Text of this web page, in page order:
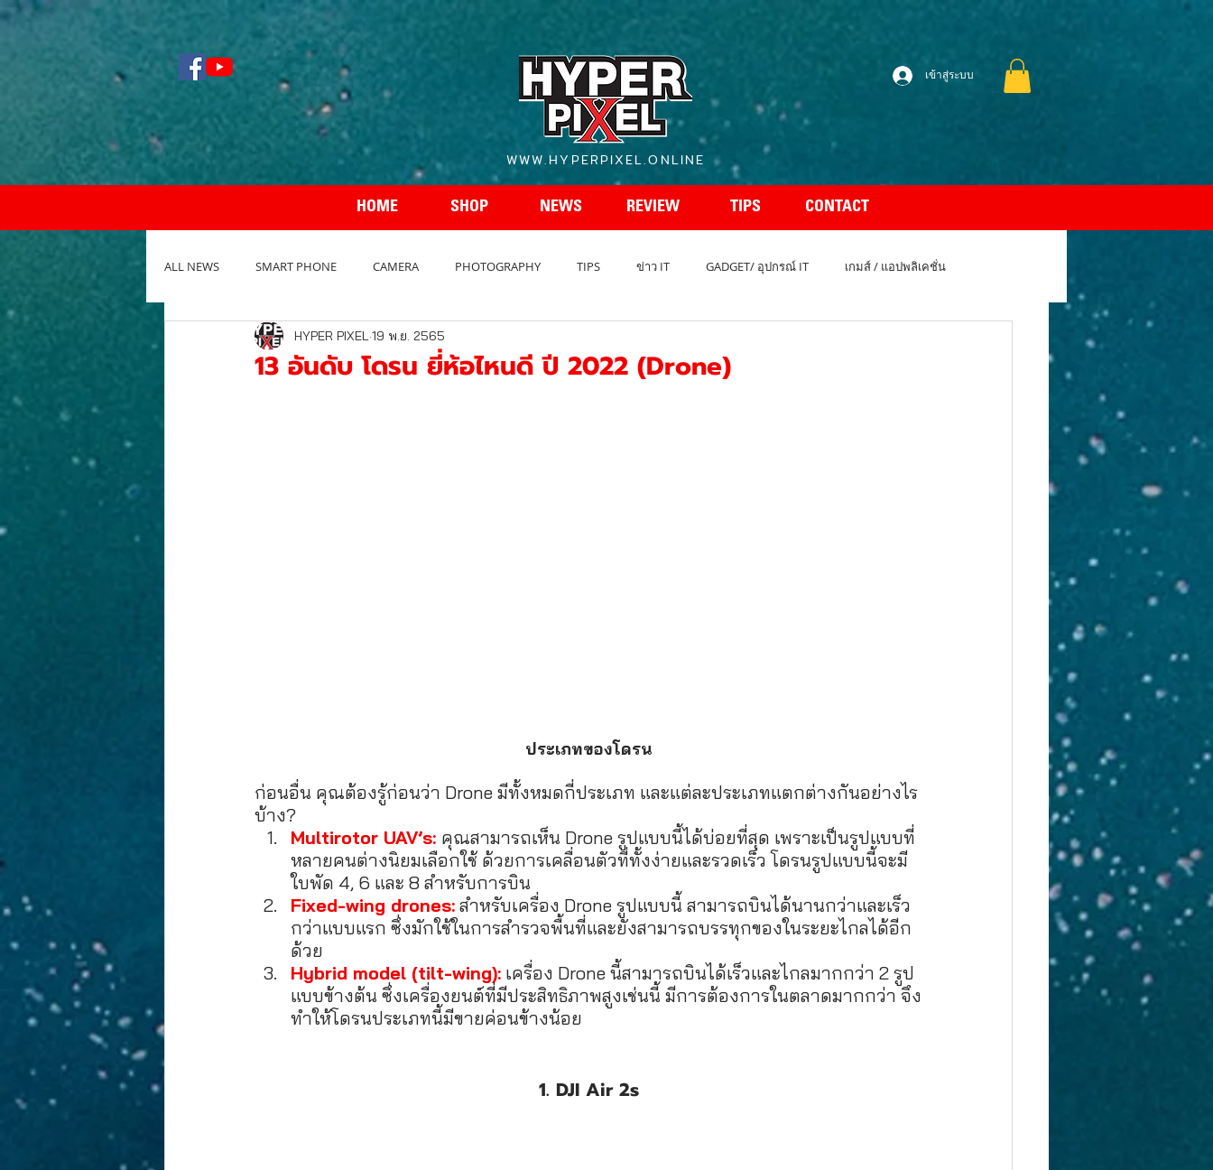
เข้าสู่ระบบ
WWW.HYPERPIXEL.ONLINE
HOME SHOP NEWS REVIEW TIPS CONTACT
ALL NEWS SMART PHONE CAMERA PHOTOGRAPHY TIPS ข่าว IT GADGET/ อุปกรณ์ IT เกมส์ / แอปพลิเคชั่น
NOTEBOOK / PC REVIEW กล้อง REVIEW โทรศัพท์
13 อันดับ โดรน ยี่ห้อไหนดี ปี 2022 (Drone)
HYPER PIXEL19 พ.ย. 2565
ประเภทของโดรน
ก่อนอื่น คุณต้องรู้ก่อนว่า Drone มีทั้งหมดกี่ประเภท และแต่ละประเภทแตกต่างกันอย่างไร
บ้าง?
Multirotor UAV’s: คุณสามารถเห็น Drone รูปแบบนี้ได้บ่อยที่สุด เพราะเป็นรูปแบบที่
หลายคนต่างนิยมเลือกใช้ ด้วยการเคลื่อนตัวที่ทั้งง่ายและรวดเร็ว โดรนรูปแบบนี้จะมี
ใบพัด 4, 6 และ 8 สำหรับการบิน
Fixed-wing drones: สำหรับเครื่อง Drone รูปแบบนี้ สามารถบินได้นานกว่าและเร็ว
กว่าแบบแรก ซึ่งมักใช้ในการสำรวจพื้นที่และยังสามารถบรรทุกของในระยะไกลได้อีก
ด้วย
Hybrid model (tilt-wing): เครื่อง Drone นี้สามารถบินได้เร็วและไกลมากกว่า 2 รูป
แบบข้างต้น ซึ่งเครื่องยนต์ที่มีประสิทธิภาพสูงเช่นนี้ มีการต้องการในตลาดมากกว่า จึง
ทำให้โดรนประเภทนี้มีขายค่อนข้างน้อย
1. DJI Air 2s